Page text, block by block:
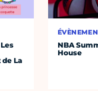
La
NBA
House